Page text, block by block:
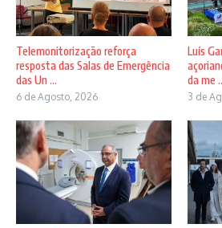
Telemonitorização reforça
resposta das Salas de Emergência
das Un ...
6 de Agosto, 2026
Luís
da me
3 de